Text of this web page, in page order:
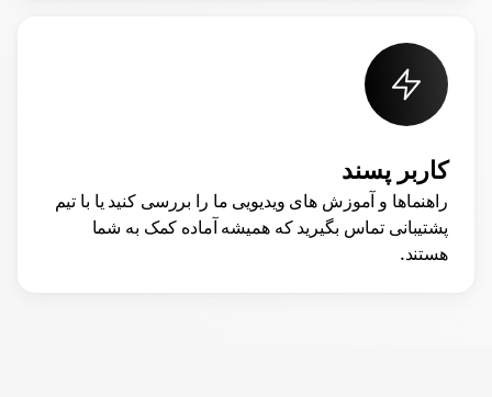
کاربر پسند
راهنماها و آموزش های ویدیویی ما را بررسی کنید یا با تیم
پشتیبانی تماس بگیرید که همیشه آماده کمک به شما
هستند.